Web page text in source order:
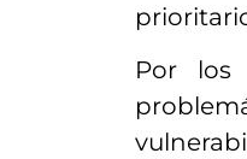
Por los